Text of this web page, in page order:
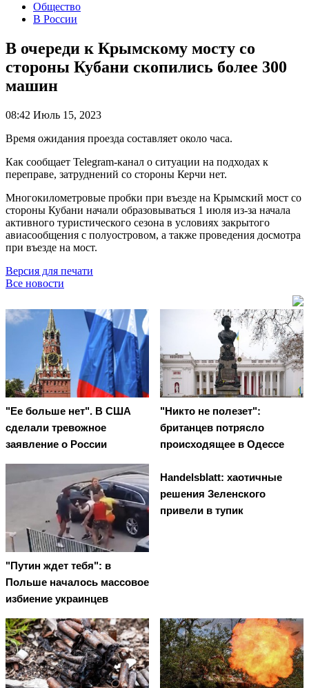
Общество
В России
В очереди к Крымскому мосту со
стороны Кубани скопились более 300
машин
08:42 Июль 15, 2023
Время ожидания проезда составляет около часа.
Как сообщает Telegram-канал о ситуации на подходах к
переправе, затруднений со стороны Керчи нет.
Многокилометровые пробки при въезде на Крымский мост со
стороны Кубани начали образовываться 1 июля из-за начала
активного туристического сезона в условиях закрытого
авиасообщения с полуостровом, а также проведения досмотра
при въезде на мост.
Версия для печати
Все новости
"Ее больше нет". В США
сделали тревожное
заявление о России
"Никто не полезет":
британцев потрясло
происходящее в Одессе
"Путин ждет тебя": в
Польше началось массовое
избиение украинцев
Handelsblatt: хаотичные
решения Зеленского
привели в тупик